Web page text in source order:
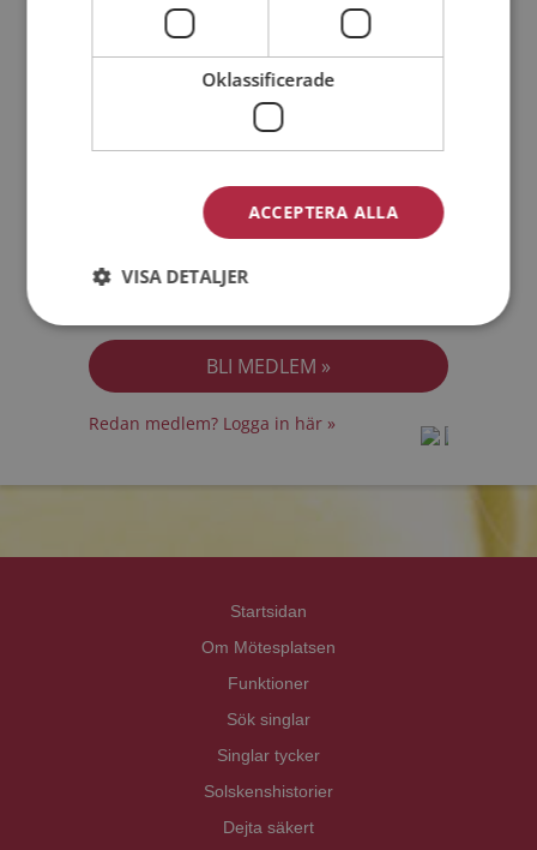
Min ålder:
Jag accepterarMedlemsvillkoren
Redan medlem? Logga in här »
Startsidan
Om Mötesplatsen
Funktioner
Sök singlar
Singlar tycker
Solskenshistorier
Dejta säkert
Oklassificerade
ACCEPTERA ALLA
VISA DETALJER